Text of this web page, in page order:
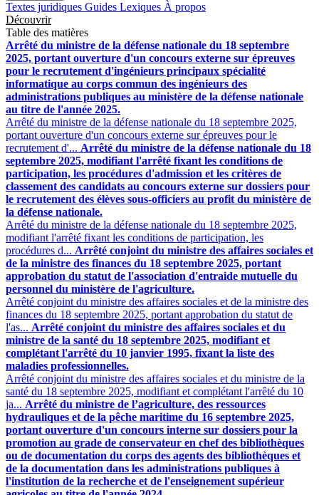
Textes juridiques Guides Lexiques À propos
Découvrir
Table des matières
Arrêté du ministre de la défense nationale du 18 septembre
2025, portant ouverture d'un concours externe sur épreuves
pour le recrutement d'ingénieurs principaux spécialité
informatique au corps commun des ingénieurs des
administrations publiques au ministère de la défense nationale
au titre de l'année 2025.
Arrêté du ministre de la défense nationale du 18 septembre 2025,
portant ouverture d'un concours externe sur épreuves pour le
recrutement d'... Arrêté du ministre de la défense nationale du 18
septembre 2025, modifiant l'arrêté fixant les conditions de
participation, les procédures d'admission et les critères de
classement des candidats au concours externe sur dossiers pour
le recrutement des élèves sous-officiers au profit du ministère de
la défense nationale.
Arrêté du ministre de la défense nationale du 18 septembre 2025,
modifiant l'arrêté fixant les conditions de participation, les
procédures d... Arrêté conjoint du ministre des affaires sociales et
de la ministre des finances du 18 septembre 2025, portant
approbation du statut de l'association d'entraide mutuelle du
personnel du ministère de l'agriculture.
Arrêté conjoint du ministre des affaires sociales et de la ministre des
finances du 18 septembre 2025, portant approbation du statut de
l'as... Arrêté conjoint du ministre des affaires sociales et du
ministre de la santé du 18 septembre 2025, modifiant et
complétant l'arrêté du 10 janvier 1995, fixant la liste des
maladies professionnelles.
Arrêté conjoint du ministre des affaires sociales et du ministre de la
santé du 18 septembre 2025, modifiant et complétant l'arrêté du 10
ja... Arrêté du ministre de l’agriculture, des ressources
hydrauliques et de la pêche maritime du 16 septembre 2025,
portant ouverture d'un concours interne sur dossiers pour la
promotion au grade de conservateur en chef des bibliothèques
ou de documentation du corps des agents des bibliothèques et
de la documentation dans les administrations publiques à
l'institution de la recherche et de l'enseignement supérieur